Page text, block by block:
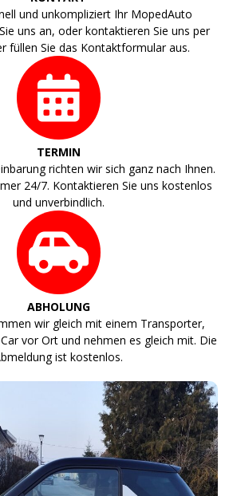
und unkompliziert Ihr MopedAuto
uns an, oder kontaktieren Sie uns per
füllen Sie das Kontaktformular aus.
TERMIN
richten wir sich ganz nach Ihnen.
24/7. Kontaktieren Sie uns kostenlos
und unverbindlich.
ABHOLUNG
wir gleich mit einem Transporter,
vor Ort und nehmen es gleich mit. Die
ist kostenlos.